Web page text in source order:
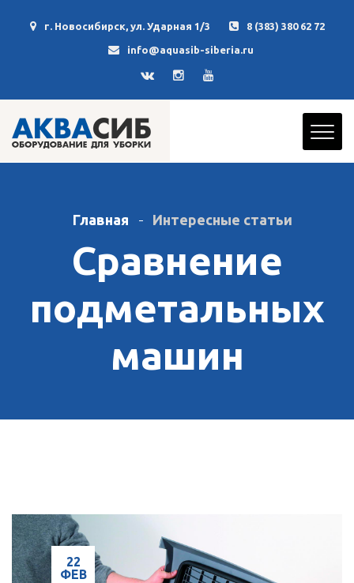
г. Новосибирск, ул. Ударная 1/3 8 (383) 380 62 72
info@aquasib-siberia.ru
Главная Интересные статьи
Сравнение
подметальных
машин
22
ФЕВ